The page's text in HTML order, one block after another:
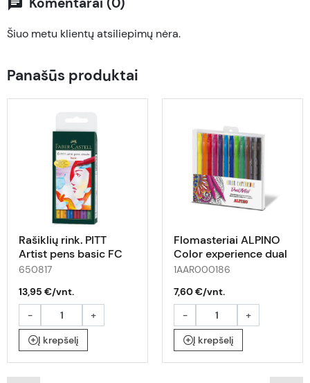
chat
Šiuo metu klientų atsiliepimų nėra.
Panašūs produktai
Rašiklių rink. PITT
Artist pens basic FC
6vnt., įv.sp.
650817
13,95 €/vnt.
-
+
Į krepšelį
Flomasteriai ALPINO
Color experience dual
artist 12vnt
1AAR000186
7,60 €/vnt.
-
+
Į krepšelį